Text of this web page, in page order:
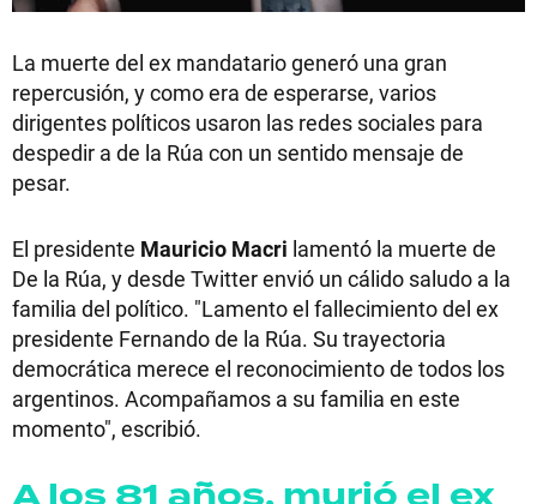
La muerte del ex mandatario generó una gran
repercusión, y como era de esperarse, varios
dirigentes políticos usaron las redes sociales para
despedir a de la Rúa con un sentido mensaje de
pesar.
El presidente Mauricio Macri lamentó la muerte de
De la Rúa, y desde Twitter envió un cálido saludo a la
familia del político. "Lamento el fallecimiento del ex
presidente Fernando de la Rúa. Su trayectoria
democrática merece el reconocimiento de todos los
argentinos. Acompañamos a su familia en este
momento", escribió.